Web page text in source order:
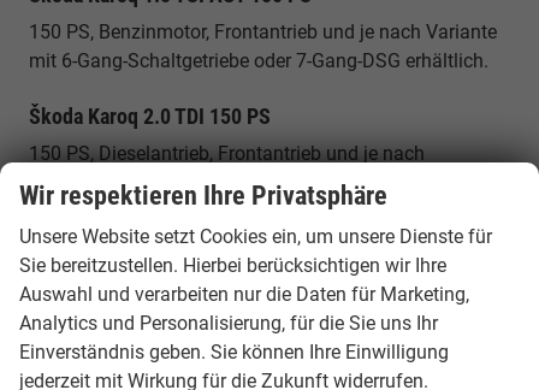
150 PS, Benzinmotor, Frontantrieb und je nach Variante
mit 6-Gang-Schaltgetriebe oder 7-Gang-DSG erhältlich.
Škoda Karoq 2.0 TDI 150 PS
150 PS, Dieselantrieb, Frontantrieb und je nach
Ausführung mit 7-Gang-DSG – ideal für Vielfahrer und
lange Strecken.
Škoda Karoq 2.0 TDI 4x4 150 PS
150 PS, Dieselantrieb, 7-Gang-DSG und Allradantrieb für
zusätzliche Traktion bei unterschiedlichen
Fahrbedingungen.
Wir respektieren Ihre Privatsphäre
Unsere Website setzt Cookies ein, um unsere Dienste für
Sie bereitzustellen. Hierbei berücksichtigen wir Ihre
Auswahl und verarbeiten nur die Daten für Marketing,
Analytics und Personalisierung, für die Sie uns Ihr
Einverständnis geben. Sie können Ihre Einwilligung
jederzeit mit Wirkung für die Zukunft widerrufen.